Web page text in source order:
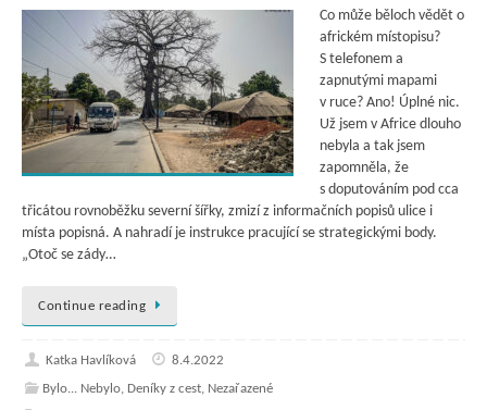
Co může běloch vědět o
africkém místopisu?
S telefonem a
zapnutými mapami
v ruce? Ano! Úplné nic.
Už jsem v Africe dlouho
nebyla a tak jsem
zapomněla, že
s doputováním pod cca
třicátou rovnoběžku severní šířky, zmizí z informačních popisů ulice i
místa popisná. A nahradí je instrukce pracující se strategickými body.
„Otoč se zády…
Continue reading
Katka Havlíková
8.4.2022
Bylo... Nebylo, Deníky z cest, Nezařazené